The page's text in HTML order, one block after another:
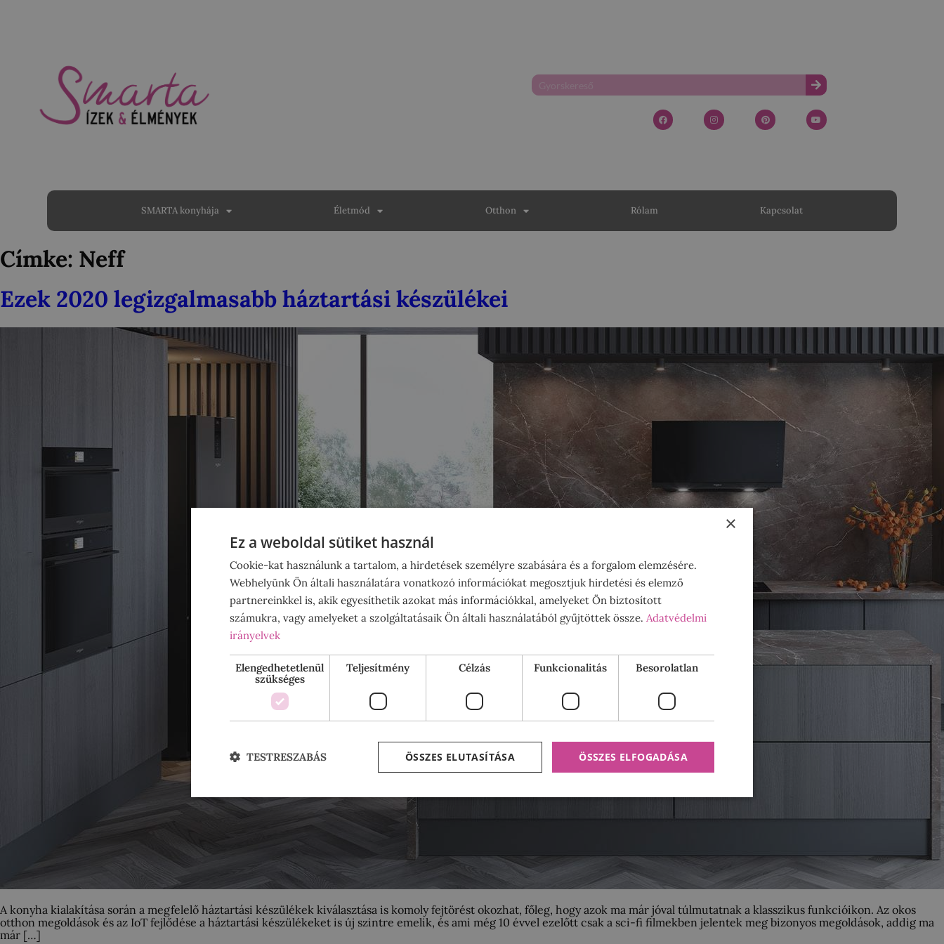
SMARTA konyhája Életmód Otthon Rólam Kapcsolat
Címke: Neff
Ezek 2020 legizgalmasabb háztartási készülékei
A konyha kialakítása során a megfelelő háztartási készülékek kiválasztása is komoly fejtörést okozhat, főleg, hogy azok ma már jóval túlmutatnak a klasszikus funkcióikon. Az okos
otthon megoldások és az IoT fejlődése a háztartási készülékeket is új szintre emelik, és ami még 10 évvel ezelőtt csak a sci-fi filmekben jelentek meg bizonyos megoldások, addig ma
már […]
×
Ez a weboldal sütiket használ
Cookie-kat használunk a tartalom, a hirdetések személyre szabására és a forgalom elemzésére.
Webhelyünk Ön általi használatára vonatkozó információkat megosztjuk hirdetési és elemző
partnereinkkel is, akik egyesíthetik azokat más információkkal, amelyeket Ön biztosított
számukra, vagy amelyeket a szolgáltatásaik Ön általi használatából gyűjtöttek össze. Adatvédelmi
irányelvek
Elengedhetetlenül
szükséges
Teljesítmény Célzás Funkcionalitás Besorolatlan
ÖSSZES ELFOGADÁSA
ÖSSZES ELUTASÍTÁSA
TESTRESZABÁS